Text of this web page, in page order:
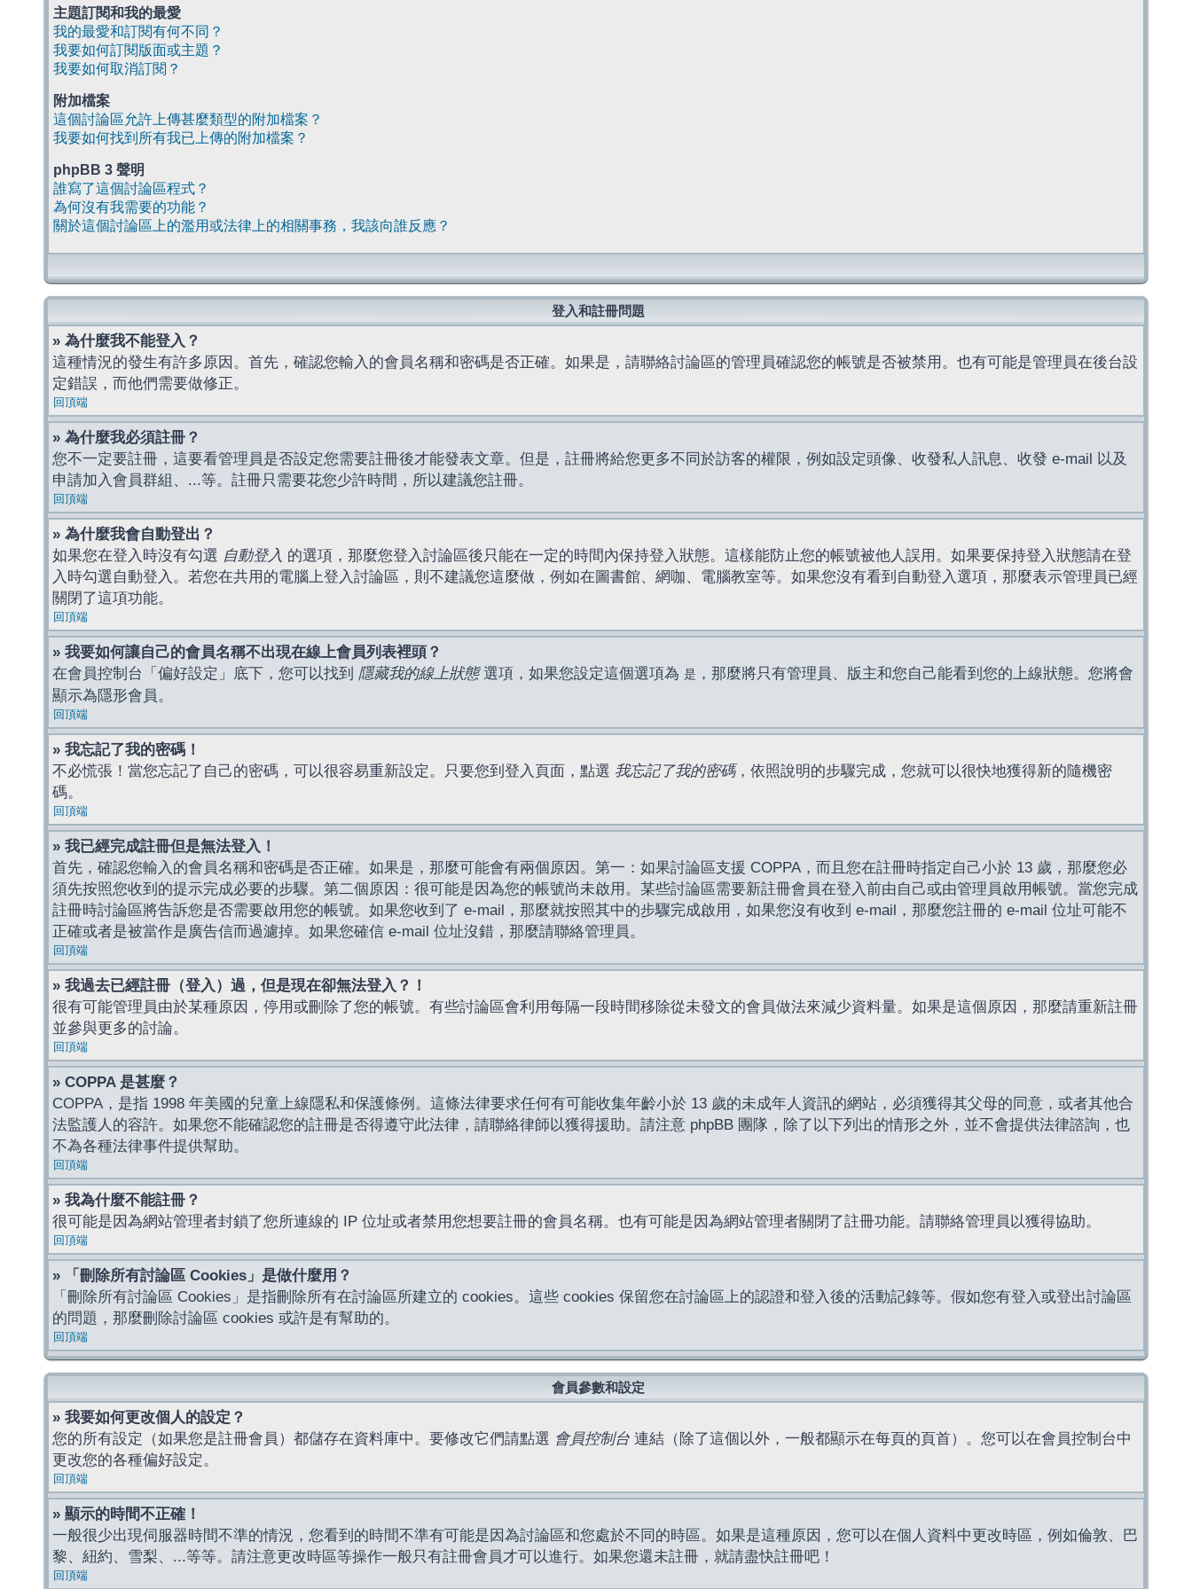
主題訂閱和我的最愛
我的最愛和訂閱有何不同？
我要如何訂閱版面或主題？
我要如何取消訂閱？
附加檔案
這個討論區允許上傳甚麼類型的附加檔案？
我要如何找到所有我已上傳的附加檔案？
phpBB 3 聲明
誰寫了這個討論區程式？
為何沒有我需要的功能？
關於這個討論區上的濫用或法律上的相關事務，我該向誰反應？
登入和註冊問題
» 為什麼我不能登入？
這種情況的發生有許多原因。首先，確認您輸入的會員名稱和密碼是否正確。如果是，請聯絡討論區的管理員確認您的帳號是否被禁用。也有可能是管理員在後台設
定錯誤，而他們需要做修正。
回頂端
» 為什麼我必須註冊？
您不一定要註冊，這要看管理員是否設定您需要註冊後才能發表文章。但是，註冊將給您更多不同於訪客的權限，例如設定頭像、收發私人訊息、收發 e-mail 以及
申請加入會員群組、...等。註冊只需要花您少許時間，所以建議您註冊。
回頂端
» 為什麼我會自動登出？
如果您在登入時沒有勾選 自動登入 的選項，那麼您登入討論區後只能在一定的時間內保持登入狀態。這樣能防止您的帳號被他人誤用。如果要保持登入狀態請在登
入時勾選自動登入。若您在共用的電腦上登入討論區，則不建議您這麼做，例如在圖書館、網咖、電腦教室等。如果您沒有看到自動登入選項，那麼表示管理員已經
關閉了這項功能。
回頂端
» 我要如何讓自己的會員名稱不出現在線上會員列表裡頭？
在會員控制台「偏好設定」底下，您可以找到 隱藏我的線上狀態選項，如果您設定這個選項為 是 ，那麼將只有管理員、版主和您自己能看到您的上線狀態。您將會
顯示為隱形會員。
回頂端
» 我忘記了我的密碼！
不必慌張！當您忘記了自己的密碼，可以很容易重新設定。只要您到登入頁面，點選 我忘記了我的密碼，依照說明的步驟完成，您就可以很快地獲得新的隨機密
碼。
回頂端
» 我已經完成註冊但是無法登入！
首先，確認您輸入的會員名稱和密碼是否正確。如果是，那麼可能會有兩個原因。第一：如果討論區支援 COPPA，而且您在註冊時指定自己小於 13 歲，那麼您必
須先按照您收到的提示完成必要的步驟。第二個原因：很可能是因為您的帳號尚未啟用。某些討論區需要新註冊會員在登入前由自己或由管理員啟用帳號。當您完成
註冊時討論區將告訴您是否需要啟用您的帳號。如果您收到了 e-mail，那麼就按照其中的步驟完成啟用，如果您沒有收到 e-mail，那麼您註冊的 e-mail 位址可能不
正確或者是被當作是廣告信而過濾掉。如果您確信 e-mail 位址沒錯，那麼請聯絡管理員。
回頂端
» 我過去已經註冊（登入）過，但是現在卻無法登入？！
很有可能管理員由於某種原因，停用或刪除了您的帳號。有些討論區會利用每隔一段時間移除從未發文的會員做法來減少資料量。如果是這個原因，那麼請重新註冊
並參與更多的討論。
回頂端
» COPPA 是甚麼？
COPPA，是指 1998 年美國的兒童上線隱私和保護條例。這條法律要求任何有可能收集年齡小於 13 歲的未成年人資訊的網站，必須獲得其父母的同意，或者其他合
法監護人的容許。如果您不能確認您的註冊是否得遵守此法律，請聯絡律師以獲得援助。請注意 phpBB 團隊，除了以下列出的情形之外，並不會提供法律諮詢，也
不為各種法律事件提供幫助。
回頂端
» 我為什麼不能註冊？
很可能是因為網站管理者封鎖了您所連線的 IP 位址或者禁用您想要註冊的會員名稱。也有可能是因為網站管理者關閉了註冊功能。請聯絡管理員以獲得協助。
回頂端
» 「刪除所有討論區 Cookies」是做什麼用？
「刪除所有討論區 Cookies」是指刪除所有在討論區所建立的 cookies。這些 cookies 保留您在討論區上的認證和登入後的活動記錄等。假如您有登入或登出討論區
的問題，那麼刪除討論區 cookies 或許是有幫助的。
回頂端
會員參數和設定
» 我要如何更改個人的設定？
您的所有設定（如果您是註冊會員）都儲存在資料庫中。要修改它們請點選 會員控制台 連結（除了這個以外，一般都顯示在每頁的頁首）。您可以在會員控制台中
更改您的各種偏好設定。
回頂端
» 顯示的時間不正確！
一般很少出現伺服器時間不準的情況，您看到的時間不準有可能是因為討論區和您處於不同的時區。如果是這種原因，您可以在個人資料中更改時區，例如倫敦、巴
黎、紐約、雪梨、...等等。請注意更改時區等操作一般只有註冊會員才可以進行。如果您還未註冊，就請盡快註冊吧！
回頂端